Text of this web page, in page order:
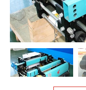
Alat ganti kren
Tentang kita